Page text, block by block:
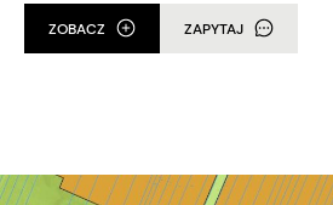
ZOBACZ ZAPYTAJ